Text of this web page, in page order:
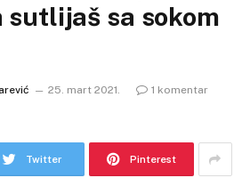
sutlijaš sa sokom
25. mart 2021.
1 komentar
Twitter Pinterest